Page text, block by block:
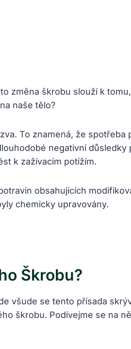
změna škrobu slouží k
naše tělo?
To znamená, že spotřeba
negativní důsledky
k zažívacím potížím.
obsahujících
chemicky upravovány.
Škrobu?
všude se tento přísada
škrobu. Podívejme se na